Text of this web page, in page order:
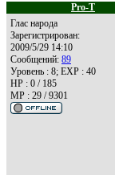
Pro-T
Глас народа
Зарегистрирован:
2009/5/29 14:10
Сообщений: 89
Уровень : 8; EXP : 40
HP : 0 / 185
MP : 29 / 9301